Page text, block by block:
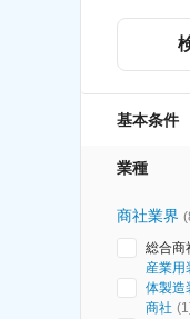
基本条件
業種
商社業界 (
総合商
産業用
体製造
商社 (1